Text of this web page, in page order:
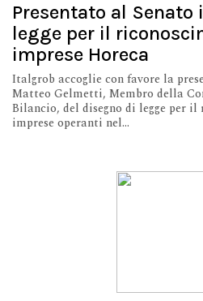
Presentato al Senato
legge per il
imprese Horeca
Italgrob accoglie con favore la
Matteo Gelmetti, Membro della
Bilancio, del disegno di legge per
imprese operanti nel...